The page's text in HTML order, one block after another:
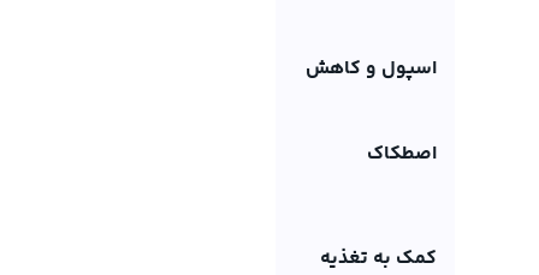
اسپول و کاهش
اصطکاک
کمک به تغذیه